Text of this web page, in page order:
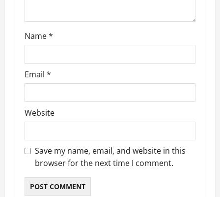
Name*
Email *
Website
Save my name, email, and website in this
browser for the next time I comment.